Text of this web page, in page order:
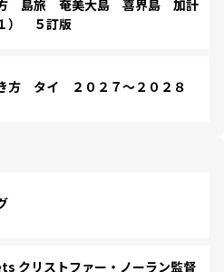
島旅 奄美大島 喜界島 加計
） ５訂版
方 タイ ２０２７～２０２８
クリストファー・ノーラン監督